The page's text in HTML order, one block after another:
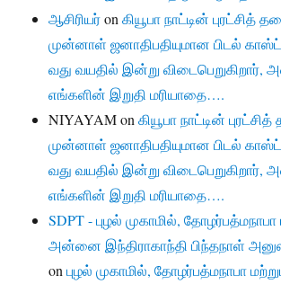
ஆசிரியர்onகியூபா நாட்டின் புரட்சித்
முன்னாள் ஜனாதிபதியுமான பிடல்
வது வயதில் இன்று விடைபெறுகிறார்,
எங்களின் இறுதி மரியாதை….
NIYAYAMonகியூபா நாட்டின்
முன்னாள் ஜனாதிபதியுமான பிடல்
வது வயதில் இன்று விடைபெறுகிறார்,
எங்களின் இறுதி மரியாதை….
SDPT - புழல் முகாமில், தோழர்பத்மநாபா
அன்னை இந்திராகாந்தி பிந்தநாள்
onபுழல் முகாமில், தோழர்பத்மநாபா